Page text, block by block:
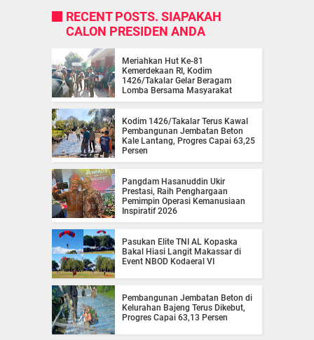
RECENT POSTS. SIAPAKAH
CALON PRESIDEN ANDA
Meriahkan Hut Ke-81
Kemerdekaan RI, Kodim
1426/Takalar Gelar Beragam
Lomba Bersama Masyarakat
Kodim 1426/Takalar Terus Kawal
Pembangunan Jembatan Beton
Kale Lantang, Progres Capai 63,25
Persen
Pangdam Hasanuddin Ukir
Prestasi, Raih Penghargaan
Pemimpin Operasi Kemanusiaan
Inspiratif 2026
Pasukan Elite TNI AL Kopaska
Bakal Hiasi Langit Makassar di
Event NBOD Kodaeral VI
Pembangunan Jembatan Beton di
Kelurahan Bajeng Terus Dikebut,
Progres Capai 63,13 Persen